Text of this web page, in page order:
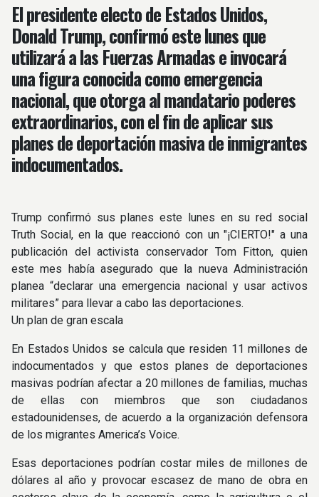
El presidente electo de Estados Unidos,
Donald Trump, confirmó este lunes que
utilizará a las Fuerzas Armadas e invocará
una figura conocida como emergencia
nacional, que otorga al mandatario poderes
extraordinarios, con el fin de aplicar sus
planes de deportación masiva de inmigrantes
indocumentados.
Trump confirmó sus planes este lunes en su red social
Truth Social, en la que reaccionó con un "¡CIERTO!" a una
publicación del activista conservador Tom Fitton, quien
este mes había asegurado que la nueva Administración
planea “declarar una emergencia nacional y usar activos
militares” para llevar a cabo las deportaciones.
Un plan de gran escala
En Estados Unidos se calcula que residen 11 millones de
indocumentados y que estos planes de deportaciones
masivas podrían afectar a 20 millones de familias, muchas
de ellas con miembros que son ciudadanos
estadounidenses, de acuerdo a la organización defensora
de los migrantes America’s Voice.
Esas deportaciones podrían costar miles de millones de
dólares al año y provocar escasez de mano de obra en